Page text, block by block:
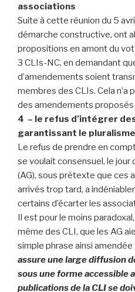
associations
Suite à cette réunion du 5
démarche constructive, ont
propositions en amont du
3 CLIs-NC, en demandant
d’amendements soient
membres des CLIs. Cela
des amendements proposés
4 – le refus d’intégrer
garantissant le pluralisme
Le refus de prendre en
se voulait consensuel, le
(AG), sous prétexte que ces
arrivés trop tard, a
certains d’écarter les
Il est pour le moins
même des CLI, que les AG
simple phrase ainsi amendée
assure une large diffusion
sous une forme accessible
publications de la CLI se